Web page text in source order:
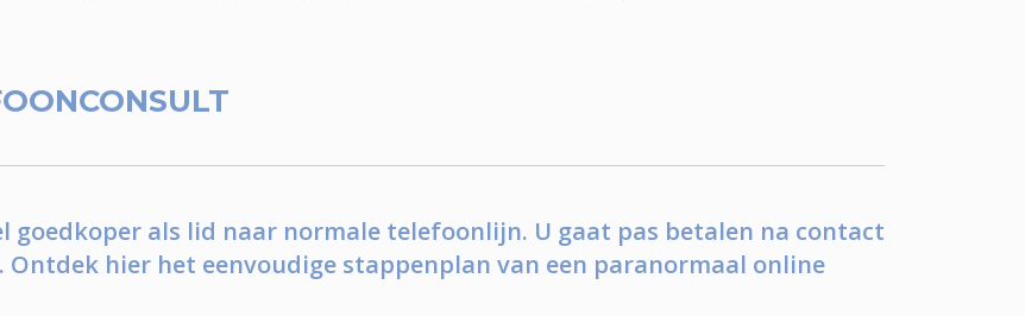
goedkoper als lid naar normale telefoonlijn. U gaat pas betalen na contact
hier het eenvoudige stappenplan van een paranormaal online